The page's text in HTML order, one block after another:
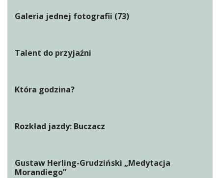
Galeria jednej fotografii (73)
Talent do przyjaźni
Która godzina?
Rozkład jazdy: Buczacz
Gustaw Herling-Grudziński „Medytacja
Morandiego”